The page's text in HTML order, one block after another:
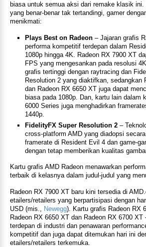
biasa untuk semua aksi dari remake klasik ini.
yang benar-benar tak tertandingi, gamer
menikmati:
Plays Best on Radeon – Jajaran grafis
performa kompetitif terdepan dalam
1080p hingga 4K. Radeon RX 7900 XT
FPS yang mengesankan pada resolusi
grafis tertinggi dengan raytracing dan
Resolution 2 yang diaktifkan, sedangkan
dan Radeon RX 6650 XT juga dapat
biasa pada 1080p. Dan, kartu lain dalam
6000 Series juga menghadirkan
1440p.
FidelityFX Super Resolution 2 –
cross-platform AMD yang diadopsi
framerate di Resident Evil 4 dan game-
dengan tetap memberikan kualitas
Kartu grafis AMD Radeon menawarkan
terbaik di kelasnya dalam judul-judul yang
Radeon RX 7900 XT baru kini tersedia di
etailers/retailers yang berpartisipasi dengan
USD (mis.,
Newegg). Kartu grafis Radeon RX
Radeon RX 6650 XT dan Radeon RX 6700 XT
terdepan di industri dan penawaran
kompetitif dan juga dapat ditemukan hari ini
etailers/retailers terkemuka.